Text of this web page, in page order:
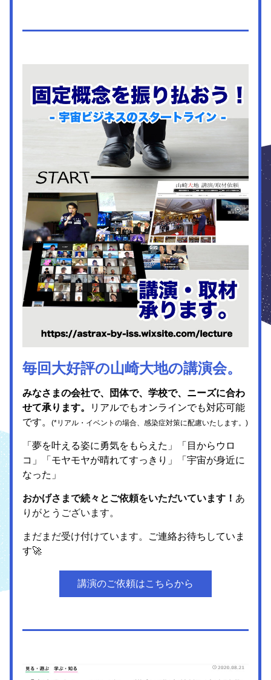
毎回大好評の山崎大地の講演会。
みなさまの会社で、団体で、学校で、ニーズに合わ
せて承ります。
リアルでもオンラインでも対応可能
です。
(*リアル・イベントの場合、感染症対策に配慮いたします。)
「夢を叶える姿に勇気をもらえた」「目からウロ
コ」「モヤモヤが晴れてすっきり」「宇宙が身近に
なった」
おかげさまで続々とご依頼をいただいています！ あ
りがとうございます。
まだまだ受け付けています。
ご連絡お待ちしていま
す🚀
講演のご依頼はこちらから